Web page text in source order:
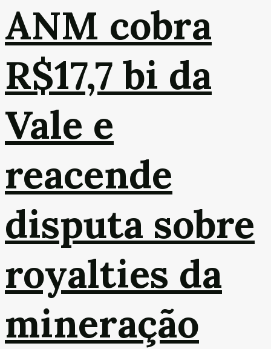
ANM cobra
R$17,7 bi da
Vale e
reacende
disputa sobre
royalties da
mineração